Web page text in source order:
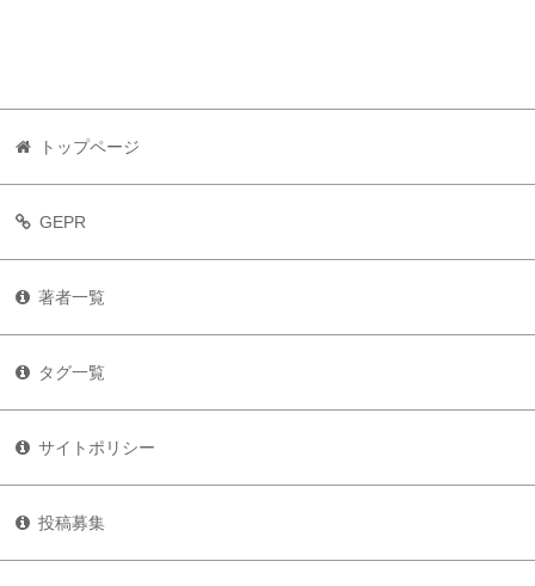
トップページ
GEPR
著者一覧
タグ一覧
サイトポリシー
投稿募集